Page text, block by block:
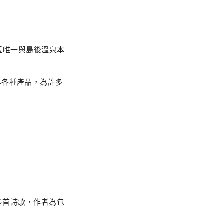
唯一與島後溫泉本
種產品，為許多
首詩歌，作者為包